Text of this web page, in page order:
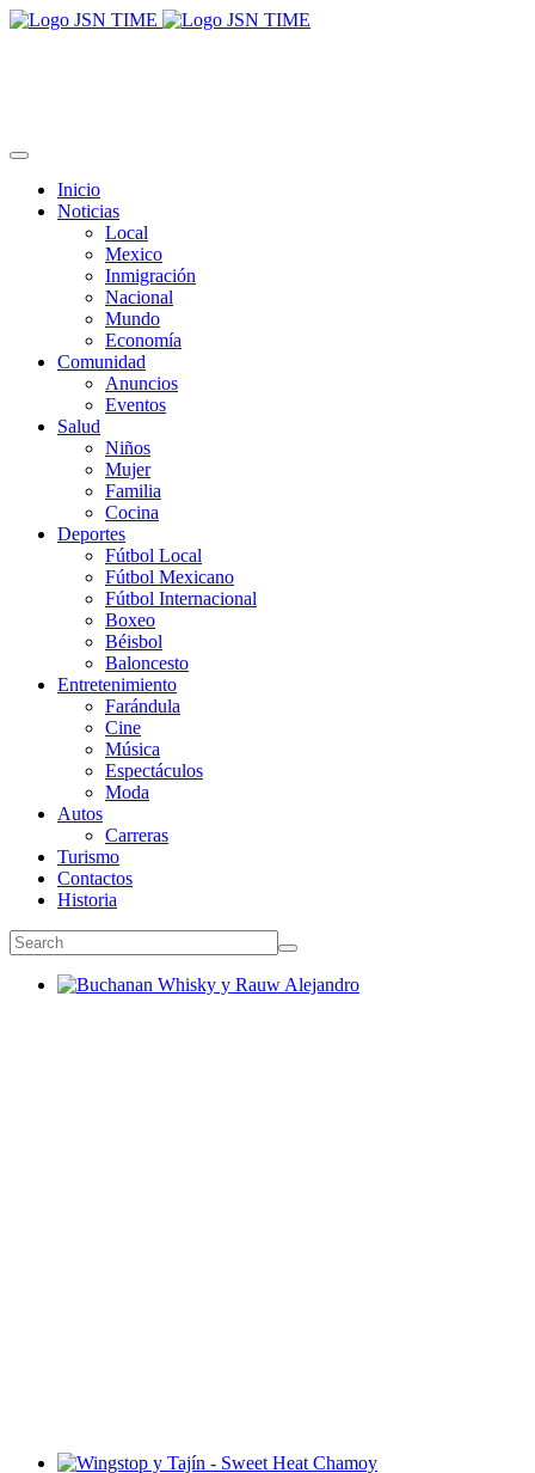
Inicio
Noticias
Local
Mexico
Inmigración
Nacional
Mundo
Economía
Comunidad
Anuncios
Eventos
Salud
Niños
Mujer
Familia
Cocina
Deportes
Fútbol Local
Fútbol Mexicano
Fútbol Internacional
Boxeo
Béisbol
Baloncesto
Entretenimiento
Farándula
Cine
Música
Espectáculos
Moda
Autos
Carreras
Turismo
Contactos
Historia